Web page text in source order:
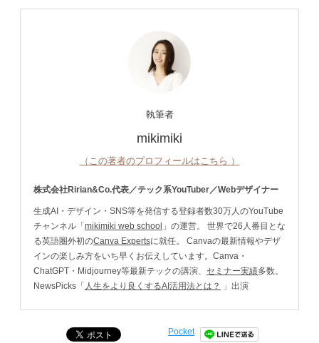
執筆者
mikimiki
（この著者のプロフィールはこちら ）
株式会社Ririan&Co.代表／テック系YouTuber／Webデザイナー
生成AI・デザイン・SNS等を発信する登録者数30万人のYouTube
チャンネル「mikimiki web school 」の運営。 世界で26人番目とな
る英語圏外初のCanva Expertsに就任。 Canvaの最新情報やデザ
インの楽しみ方をいち早くお伝えしています。Canva・
ChatGPT・Midjourney等最新テックの講演、 セミナー実績多数。
NewsPicks「 人生をより良くするAI活用法とは？ 」出演
Pocket